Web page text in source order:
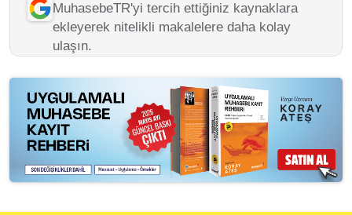
MuhasebeTR'yi tercih ettiğiniz kaynaklara
ekleyerek nitelikli makalelere daha kolay
ulaşın.